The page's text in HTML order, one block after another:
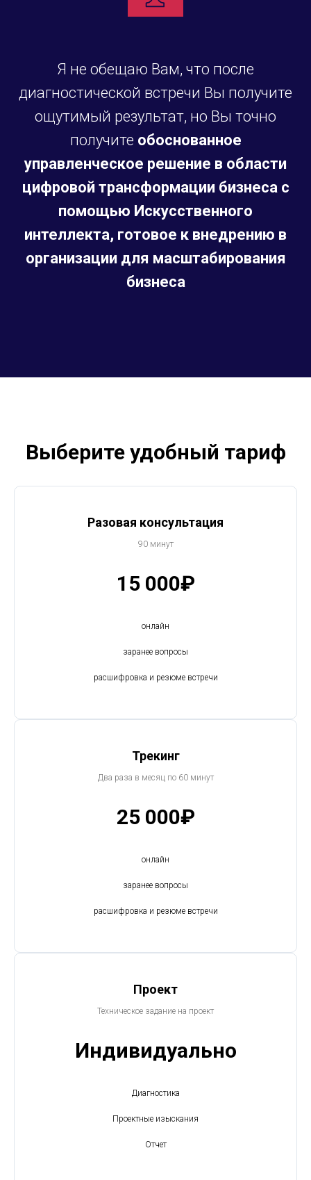
Я не обещаю Вам, что после
диагностической встречи Вы получите
ощутимый результат, но Вы точно
получите обоснованное
управленческое решение в области
цифровой трансформации бизнеса с
помощью Искусственного
интеллекта, готовое к внедрению в
организации для масштабирования
бизнеса
Выберите удобный тариф
Разовая консультация
90 минут
15 000₽
онлайн
заранее вопросы
расшифровка и резюме встречи
Трекинг
Два раза в месяц по 60 минут
25 000₽
онлайн
заранее вопросы
расшифровка и резюме встречи
Проект
Техническое задание на проект
Индивидуально
Диагностика
Проектные изыскания
Отчет